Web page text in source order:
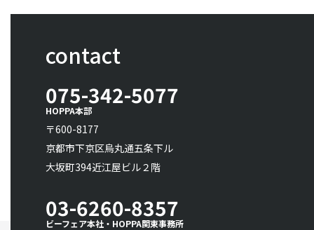
contact
075-342-5077
HOPPA本部
〒600-8177
京都市下京区烏丸通五条下ル
大坂町394近江屋ビル２階
03-6260-8357
ビーフェア本社・HOPPA関東事務所